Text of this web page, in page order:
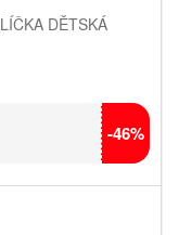
DĚTSKÁ
-46%